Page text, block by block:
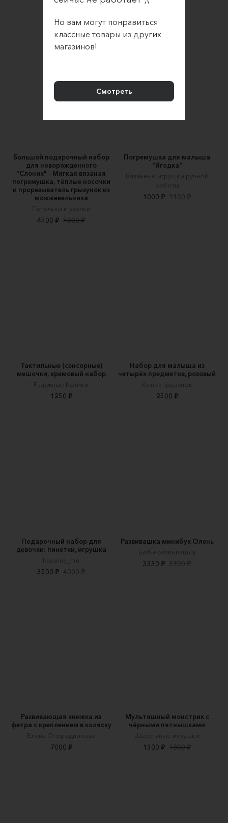
Большой подарочный набор
для новорожденного
"Слоник" - Мягкая вязаная
погремушка, тёплые носочки
и прорезыватель грызунок из
можжевельника
Петельки и узелки
4500 ₽ 5000 ₽
Погремушка для малыша
"Ягодка"
Вязанные игрушки ручной
работы
1000 ₽ 1100 ₽
Тактильные (сенсорные)
мешочки, кремовый набор
Радужные Котики
1250 ₽
Набор для малыша из
четырёх предметов, розовый
Конек грызунок
2500 ₽
Подарочный набор для
девочки: пинетки, игрушка
losanna_hm
3500 ₽ 4000 ₽
Развивашка минибук Олень
Беби-развивашка
3330 ₽ 3700 ₽
Развивающая книжка из
фетра с креплением в коляску
Елена Огородникова
7000 ₽
Мультяшный монстрик с
чёрными пятнышками
Шерстяные игрушки
1300 ₽ 1800 ₽
Но вам могут понравиться
классные товары из других
магазинов!
Смотреть